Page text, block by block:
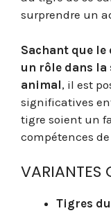
surprendre un
Sachant que
un rôle dans la
animal, il est
significatives
tigre soient un
compétences
VARIANTES
Tigres